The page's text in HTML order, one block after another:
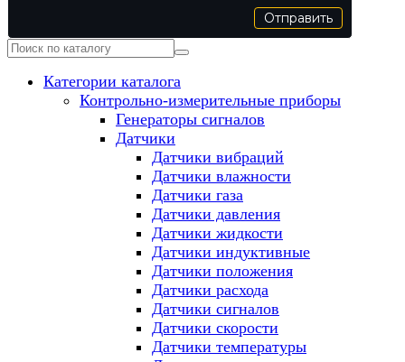
Отправить
Категории каталога
Контрольно-измерительные приборы
Генераторы сигналов
Датчики
Датчики вибраций
Датчики влажности
Датчики газа
Датчики давления
Датчики жидкости
Датчики индуктивные
Датчики положения
Датчики расхода
Датчики сигналов
Датчики скорости
Датчики температуры